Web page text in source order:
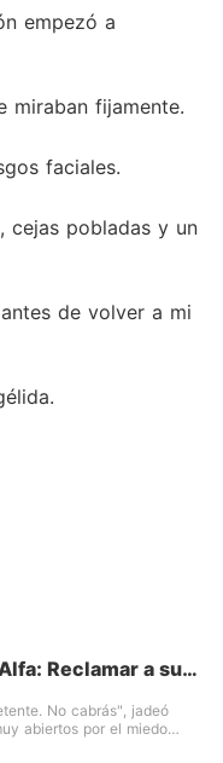
empezó a
miraban fijamente.
faciales.
cejas pobladas y un
de volver a mi
Reclamar a su
No cabrás", jadeó
abiertos por el miedo